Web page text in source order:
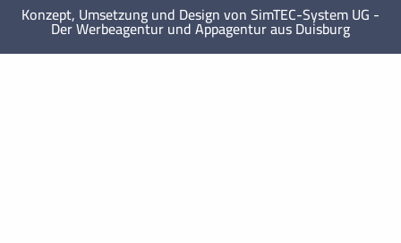
Konzept, Umsetzung und Design von SimTEC-System UG -
Der Werbeagentur und Appagentur aus Duisburg